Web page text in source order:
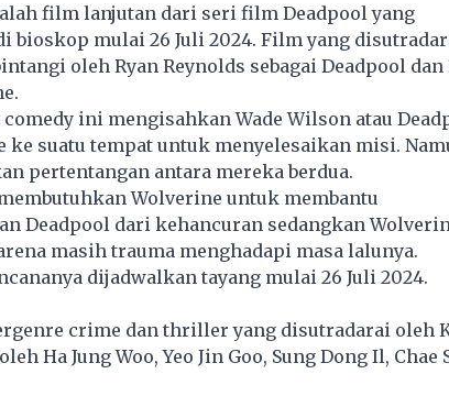
film lanjutan dari seri film Deadpool yang
bioskop mulai 26 Juli 2024. Film yang
oleh Ryan Reynolds sebagai Deadpool dan
ini mengisahkan Wade Wilson atau
ke suatu tempat untuk menyelesaikan misi.
pertentangan antara mereka berdua.
Wolverine untuk membantu
Deadpool dari kehancuran sedangkan
masih trauma menghadapi masa lalunya.
dijadwalkan tayang mulai 26 Juli 2024.
crime dan thriller yang disutradarai oleh
Ha Jung Woo, Yeo Jin Goo, Sung Dong Il, Chae